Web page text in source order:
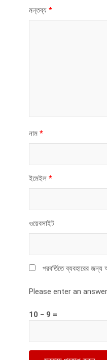
মন্তব্য *
নাম *
ইমেইল *
ওয়েবসাইট
পরবর্তিতে ব্যবহারের
Please enter an
10 − 9 =